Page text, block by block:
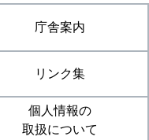
庁舎案内
リンク集
個人情報の
取扱について